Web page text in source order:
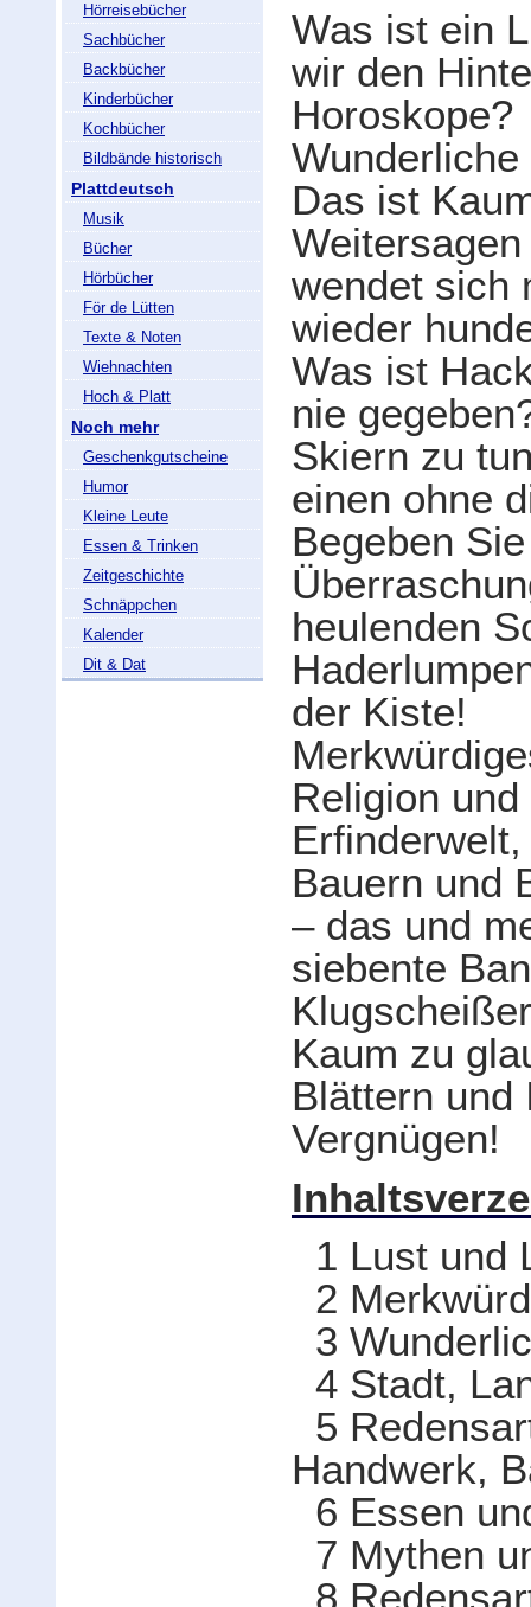
Hörreisebücher
Sachbücher
Backbücher
Kinderbücher
Kochbücher
Bildbände historisch
Plattdeutsch
Musik
Bücher
Hörbücher
För de Lütten
Texte & Noten
Wiehnachten
Hoch & Platt
Noch mehr
Geschenkgutscheine
Humor
Kleine Leute
Essen & Trinken
Zeitgeschichte
Schnäppchen
Kalender
Dit & Dat
Was ist ein
wir den
Horoskope?
Das ist
wendet sich
wieder
Was ist
nie
Skiern zu
einen ohne
Begeben
heulenden
der Kiste!
Religion
Bauern und
– das und
siebente
Kaum zu
Blättern und
Vergnügen!
1 Lust und
2
3
4 Stadt,
5
Handwerk,
6 Essen
7 Mythen
8